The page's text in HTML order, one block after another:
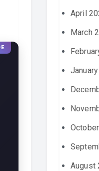
April
March
August